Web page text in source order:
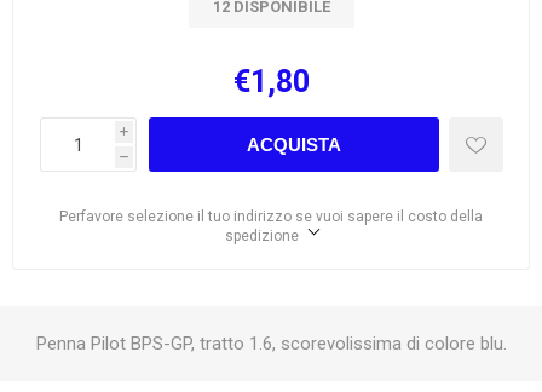
12 DISPONIBILE
€1,80
i
h
ACQUISTA
Perfavore selezione il tuo indirizzo se vuoi sapere il costo della
spedizione
Penna Pilot BPS-GP, tratto 1.6, scorevolissima di colore blu.